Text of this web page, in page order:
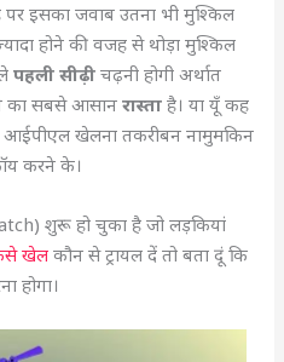
इसका जवाब उतना भी मुश्किल
होने की वजह से थोड़ा मुश्किल
पहली सीढ़ी चढ़नी होगी अर्थात
का सबसे आसानरास्ताहै। या यूँ कह
आईपीएल खेलना तकरीबन नामुमकिन
करने के।
शुरू हो चुका है जो लड़कियां
खेलकौन से ट्रायल दें तो बता दूं कि
होगा।